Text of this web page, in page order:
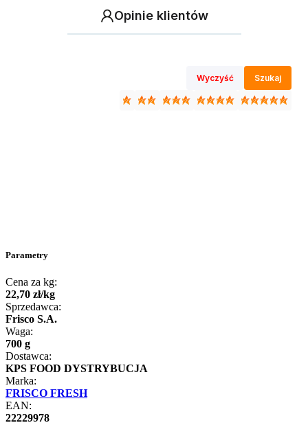
Opinie klientów
Wyczyść Szukaj
Parametry
Cena za kg:
22,70 zł/kg
Sprzedawca:
Frisco S.A.
Waga:
700 g
Dostawca:
KPS FOOD DYSTRYBUCJA
Marka:
FRISCO FRESH
EAN:
22229978